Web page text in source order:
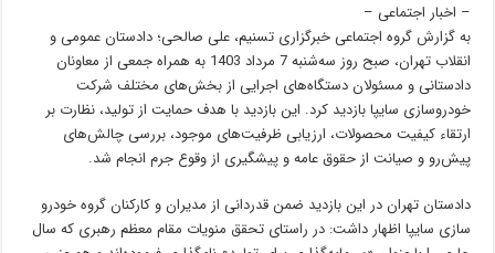
– اخبار اجتماعی –
به گزارش گروه اجتماعی خبرگزاری تسنیم، علی صالحی؛ دادستان عمومی و
انقلاب تهران، صبح روز سه‌شنبه 7 مرداد 1403 به همراه جمعی از معاونان
دادستانی و مسئولان دستگاه‌های اجرایی از بخش‌های مختلف شرکت
خودروسازی سایپا بازدید کرد. این بازدید با هدف حمایت از تولید، نظارت بر
ارتقاء کیفیت محصولات، ارزیابی ظرفیت‌های موجود، بررسی چالش‌های
پیش‌رو و صیانت از حقوق عامه و پیشگیری از وقوع جرم انجام شد.
دادستان تهران در این بازدید ضمن قدردانی از مدیران و کارکنان گروه خودرو
سازی سایپا اظهار داشت: در راستای تحقق منویات مقام معظم رهبری که سال